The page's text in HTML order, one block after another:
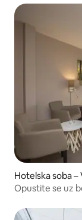
Hotelska soba –
Opustite se uz